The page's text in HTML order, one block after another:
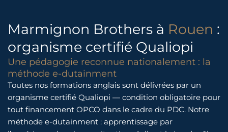
Marmignon Brothers à Rouen :
organisme certifié Qualiopi
Une pédagogie reconnue nationalement : la
méthode e-dutainment
Toutes nos formations anglais sont délivrées par un
organisme certifié Qualiopi — condition obligatoire pour
tout financement OPCO dans le cadre du PDC. Notre
méthode e-dutainment : apprentissage par